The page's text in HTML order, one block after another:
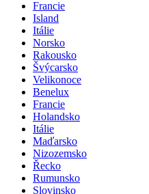
Francie
Island
Itálie
Norsko
Rakousko
Švýcarsko
Velikonoce
Benelux
Francie
Holandsko
Itálie
Maďarsko
Nizozemsko
Řecko
Rumunsko
Slovinsko